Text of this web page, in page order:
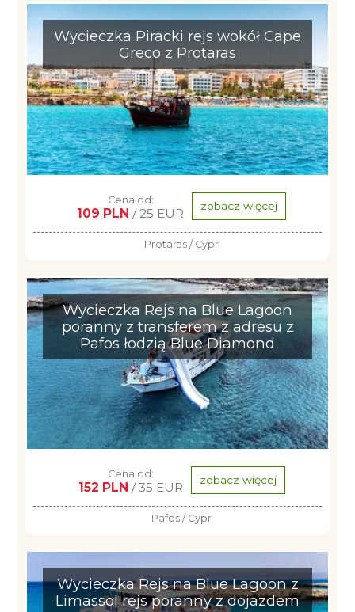
Wycieczka Piracki rejs wokół Cape
Greco z Protaras
Cena od:
109 PLN / 25 EUR zobacz więcej
Protaras / Cypr
Wycieczka Rejs na Blue Lagoon
poranny z transferem z adresu z
Pafos łodzią Blue Diamond
Cena od:
152 PLN / 35 EUR zobacz więcej
Pafos / Cypr
Wycieczka Rejs na Blue Lagoon z
Limassol rejs poranny z dojazdem